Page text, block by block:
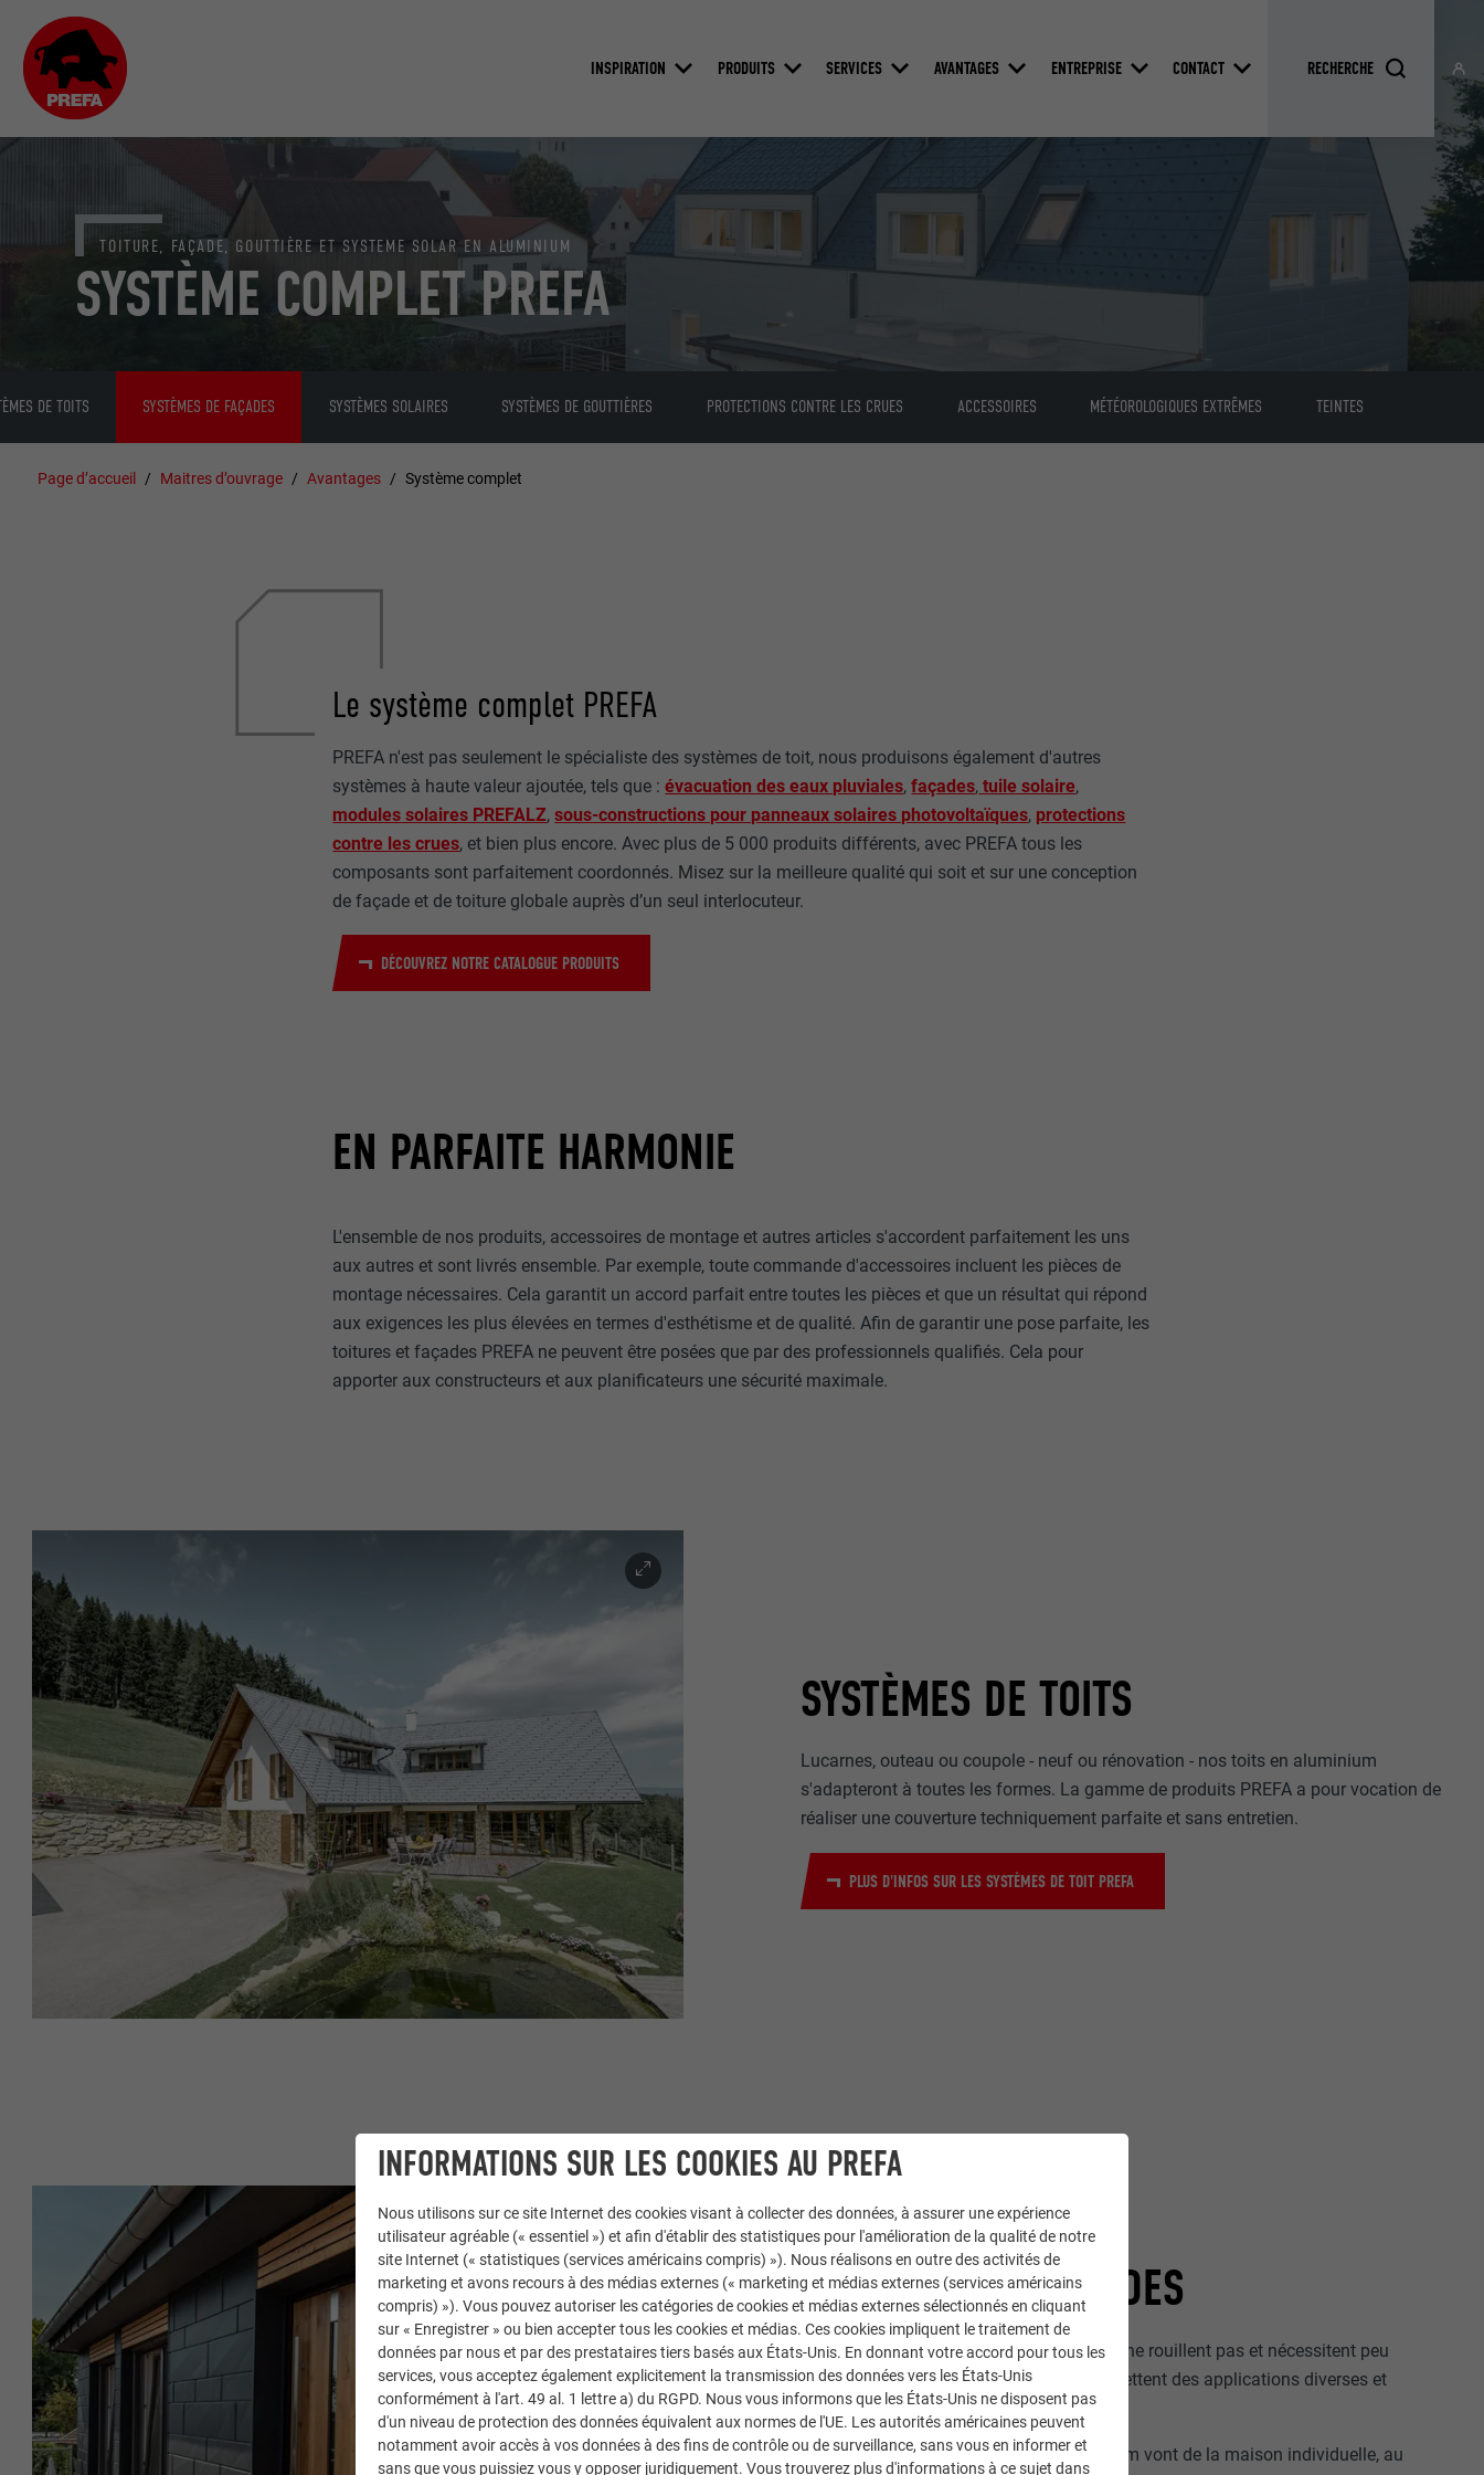
INSPIRATION PRODUITS SERVICES AVANTAGES ENTREPRISE CONTACT
SYSTÈME COMPLET PREFA
TOITURE, FAÇADE, GOUTTIÈRE ET SYSTEME SOLAR EN ALUMINIUM
DE TOITS SYSTÈMES DE FAÇADES SYSTÈMES SOLAIRES SYSTÈMES DE GOUTTIÈRES PROTECTIONS CONTRE LES CRUES ACCESSOIRES MÉTÉOROLOGIQUES EXTRÊMES TEINTES
Page d’accueil Maitres d’ouvrage Avantages Système complet
Le système complet PREFA
PREFA n'est pas seulement le spécialiste des systèmes de toit, nous produisons également d'autres
systèmes à haute valeur ajoutée, tels que :évacuation des eaux pluviales,façades, tuile solaire,
modules solaires PREFALZ,sous-constructions pour panneaux solaires photovoltaïques, protections
contre les crues, et bien plus encore. Avec plus de 5 000 produits différents, avec PREFA tous les
composants sont parfaitement coordonnés. Misez sur la meilleure qualité qui soit et sur une conception
de façade et de toiture globale auprès d’un seul interlocuteur.
DÉCOUVREZ NOTRE CATALOGUE PRODUITS
EN PARFAITE HARMONIE
L'ensemble de nos produits, accessoires de montage et autres articles s'accordent parfaitement les uns
aux autres et sont livrés ensemble. Par exemple, toute commande d'accessoires incluent les pièces de
montage nécessaires. Cela garantit un accord parfait entre toutes les pièces et que un résultat qui répond
aux exigences les plus élevées en termes d'esthétisme et de qualité. Afin de garantir une pose parfaite, les
toitures et façades PREFA ne peuvent être posées que par des professionnels qualifiés. Cela pour
apporter aux constructeurs et aux planificateurs une sécurité maximale.
SYSTÈMES DE TOITS
Lucarnes, outeau ou coupole - neuf ou rénovation - nos toits en aluminium
s'adapteront à toutes les formes. La gamme de produits PREFA a pour vocation de
réaliser une couverture techniquement parfaite et sans entretien.
PLUS D'INFOS SUR LES SYSTÈMES DE TOIT PREFA
SYSTÈMES DE FAÇADES
Les façades en aluminium sont durables, ne rouillent pas et nécessitent peu
d'entretien. Nos différents systèmes permettent des applications diverses et
flexibles : à chaque bâtiment, sa solution.
Les applications des façades en aluminium vont de la maison individuelle, au
INFORMATIONS SUR LES COOKIES AU PREFA
Nous utilisons sur ce site Internet des cookies visant à collecter des données, à assurer une expérience
utilisateur agréable (« essentiel ») et afin d'établir des statistiques pour l'amélioration de la qualité de notre
site Internet (« statistiques (services américains compris) »). Nous réalisons en outre des activités de
marketing et avons recours à des médias externes (« marketing et médias externes (services américains
compris) »). Vous pouvez autoriser les catégories de cookies et médias externes sélectionnés en cliquant
sur « Enregistrer » ou bien accepter tous les cookies et médias. Ces cookies impliquent le traitement de
données par nous et par des prestataires tiers basés aux États-Unis. En donnant votre accord pour tous les
services, vous acceptez également explicitement la transmission des données vers les États-Unis
conformément à l'art. 49 al. 1 lettre a) du RGPD. Nous vous informons que les États-Unis ne disposent pas
d'un niveau de protection des données équivalent aux normes de l'UE. Les autorités américaines peuvent
notamment avoir accès à vos données à des fins de contrôle ou de surveillance, sans vous en informer et
sans que vous puissiez vous y opposer juridiquement. Vous trouverez plus d'informations à ce sujet dans